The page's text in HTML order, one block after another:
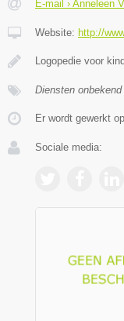
E-mail › Anneleen
Website: http://
Logopedie voor
Diensten onbekend
Er wordt gewerkt
Sociale media: